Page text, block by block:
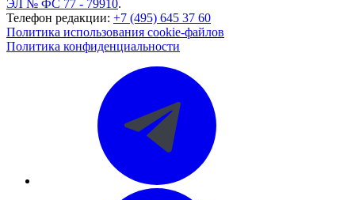
ЭЛ № ФС 77 - 79910.
Телефон редакции: +7 (495) 645 37 60
Политика использования cookie-файлов
Политика конфиденциальности